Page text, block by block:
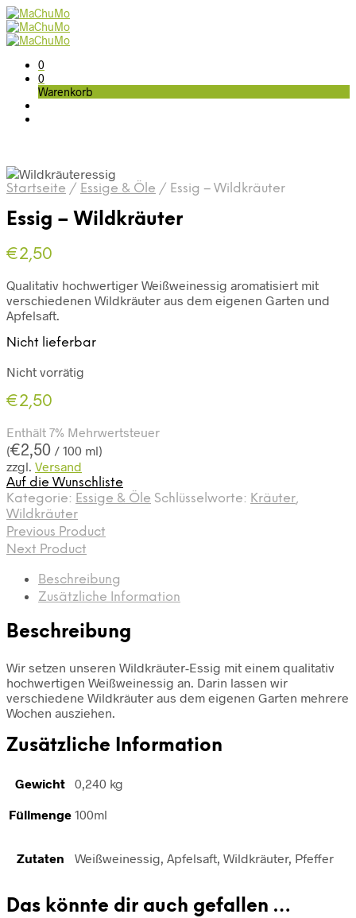
0
0
Warenkorb
Startseite / Essige & Öle / Essig – Wildkräuter
Essig – Wildkräuter
€2,50
Qualitativ hochwertiger Weißweinessig aromatisiert mit
verschiedenen Wildkräuter aus dem eigenen Garten und
Apfelsaft.
Nicht lieferbar
Nicht vorrätig
€2,50
Enthält 7% Mehrwertsteuer
(€2,50 / 100 ml)
zzgl. Versand
Auf die Wunschliste
Kategorie: Essige & Öle Schlüsselworte: Kräuter,
Wildkräuter
Previous Product
Next Product
Beschreibung
Zusätzliche Information
Beschreibung
Wir setzen unseren Wildkräuter-Essig mit einem qualitativ
hochwertigen Weißweinessig an. Darin lassen wir
verschiedene Wildkräuter aus dem eigenen Garten mehrere
Wochen ausziehen.
Zusätzliche Information
Gewicht 0,240 kg
Füllmenge 100ml
Zutaten Weißweinessig, Apfelsaft, Wildkräuter, Pfeffer
Das könnte dir auch gefallen …